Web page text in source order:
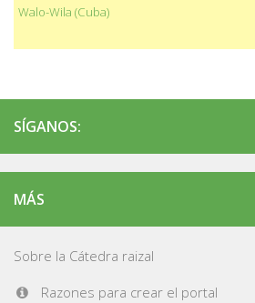
Walo-Wila (Cuba)
SÍGANOS:
MÁS
Sobre la Cátedra raizal
Razones para crear el portal